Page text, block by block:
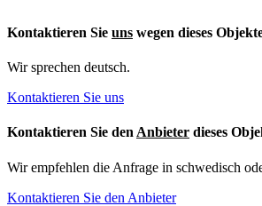
Kontaktieren Sie uns wegen dieses
Wir sprechen deutsch.
Kontaktieren Sie uns
Kontaktieren Sie den Anbieter dieses
Wir empfehlen die Anfrage in schwedisch
Kontaktieren Sie den Anbieter